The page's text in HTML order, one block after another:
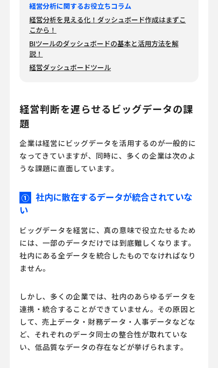
経営分析に関するお役立ちコラム
経営分析を見える化！ダッシュボード作成はまずこ
こから！
BIツールのダッシュボードの基本と活用方法を解
説！
経営ダッシュボードツール
経営判断を遅らせるビッグデータの課
題
企業は経営にビッグデータを活用するのが一般的に
なってきていますが、同時に、多くの企業は次のよ
うな課題に直面しています。
① 社内に散在するデータが統合されていな
い
ビッグデータを経営に、真の意味で役立たせるため
には、一部のデータだけでは到底難しくなります。
社内にある全データを統合したものでなければなり
ません。
しかし、多くの企業では、社内のあらゆるデータを
連携・統合することができていません。その原因と
して、売上データ・財務データ・人事データなどな
ど、それぞれのデータ同士の整合性が取れていな
い、低品質なデータの存在などが挙げられます。